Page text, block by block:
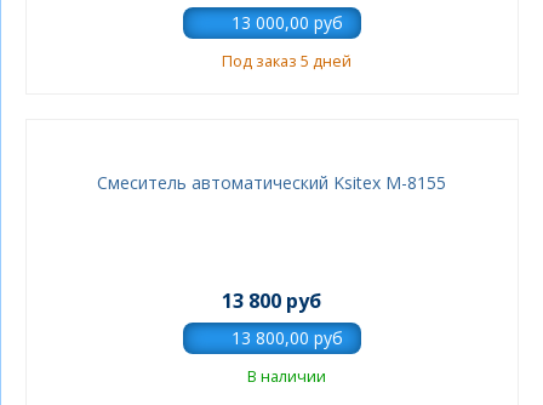
Под заказ 5 дней
Смеситель автоматический Ksitex M-8155
13 800 руб
В наличии